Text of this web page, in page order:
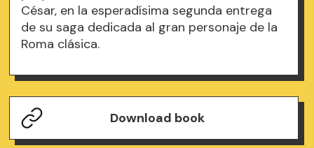
César, en la esperadísima segunda entrega
de su saga dedicada al gran personaje de la
Roma clásica.
Download book